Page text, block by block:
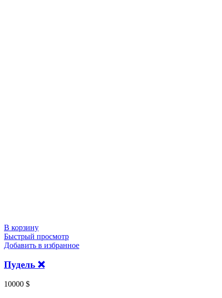
В корзину
Быстрый просмотр
Добавить в избранное
Пудель ❌️
10000 $